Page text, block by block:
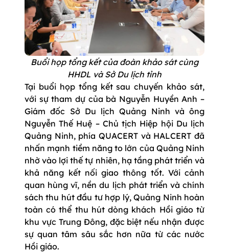
Buổi họp tổng kết của đoàn khảo sát cùng
HHDL và Sở Du lịch tỉnh
Tại buổi họp tổng kết sau chuyến khảo sát,
với sự tham dự của bà Nguyễn Huyền Anh –
Giám đốc Sở Du lịch Quảng Ninh và ông
Nguyễn Thế Huệ – Chủ tịch Hiệp hội Du lịch
Quảng Ninh, phía QUACERT và HALCERT đã
nhấn mạnh tiềm năng to lớn của Quảng Ninh
nhờ vào lợi thế tự nhiên, hạ tầng phát triển và
khả năng kết nối giao thông tốt. Với cảnh
quan hùng vĩ, nền du lịch phát triển và chính
sách thu hút đầu tư hợp lý, Quảng Ninh hoàn
toàn có thể thu hút dòng khách Hồi giáo từ
khu vực Trung Đông, đặc biệt nếu nhận được
sự quan tâm sâu sắc hơn nữa từ các nước
Hồi giáo.